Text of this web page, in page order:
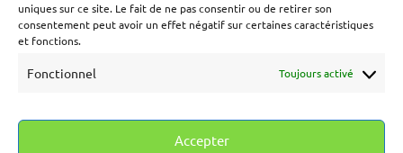
uniques sur ce site. Le fait de ne pas consentir ou de retirer son
consentement peut avoir un effet négatif sur certaines caractéristiques
et fonctions.
Fonctionnel Toujours activé
Accepter